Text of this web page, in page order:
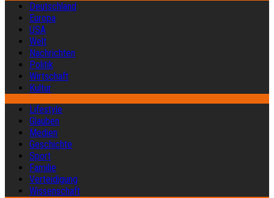
Deutschland
Europa
USA
Welt
Nachrichten
Politik
Wirtschaft
Kultur
Lifestyle
Glauben
Medien
Geschichte
Sport
Familie
Verteidigung
Wissenschaft